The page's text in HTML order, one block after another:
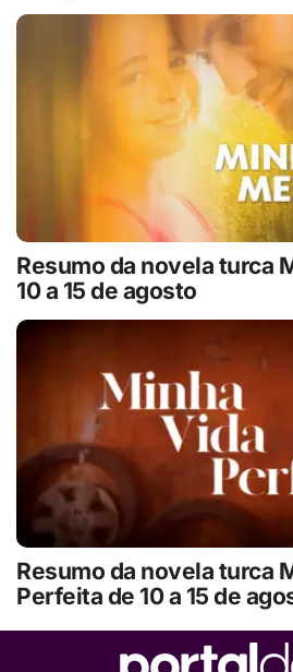
Resumo da novela turca
10 a 15 de agosto
Resumo da novela turca
Perfeita de 10 a 15 de